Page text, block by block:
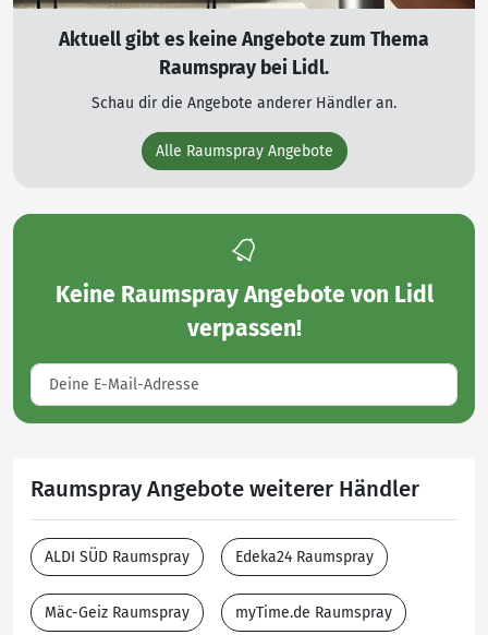
Aktuell gibt es keine Angebote zum Thema
Raumspray bei Lidl.
Schau dir die Angebote anderer Händler an.
Alle Raumspray Angebote
Keine Raumspray Angebote von Lidl
verpassen!
Raumspray Angebote weiterer Händler
ALDI SÜD Raumspray Edeka24 Raumspray
Mäc-Geiz Raumspray myTime.de Raumspray